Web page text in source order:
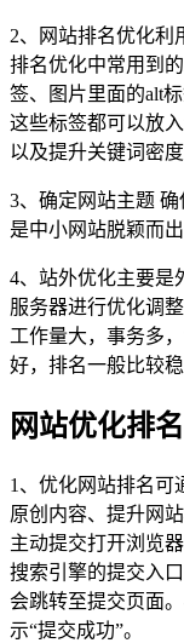
2、网站排名优化利
排名优化中常用到
签、图片里面的alt
这些标签都可以放
以及提升关键词密度
3、确定网站主题
是中小网站脱颖而出
4、站外优化主要是
服务器进行优化调
工作量大，事务多
好，排名一般比较稳
网站优化排名
1、优化网站排名可
原创内容、提升网
主动提交打开浏览
搜索引擎的提交入
会跳转至提交页面
示“提交成功”。